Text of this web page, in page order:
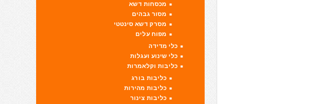
מכסחות דשא
מסור גבהים
מסרק דשא סינטטי
מפוח עלים
כלי מדידה
כלי שינוע ועגלות
כליבות וקלאמרות
כליבות בורג
כליבות מהירות
כליבות צינור